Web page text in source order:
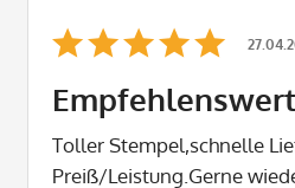
Empfehlenswert
Toller Stempel,schnelle
Preiß/Leistung.Gerne